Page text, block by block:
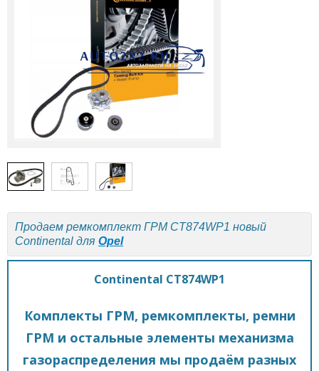
Продаем ремкомплект ГРМ CT874WP1 новый
Continental для Opel
Continental CT874WP1
Комплекты ГРМ, ремкомплекты, ремни
ГРМ и остальные элементы механизма
газораспределения мы продаём разных